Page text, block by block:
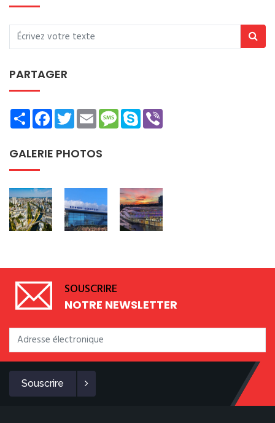
PARTAGER
ShareFacebookTwitterEmailMessage
Skype
GALERIE PHOTOS
SOUSCRIRE
NOTRE NEWSLETTER
Souscrire